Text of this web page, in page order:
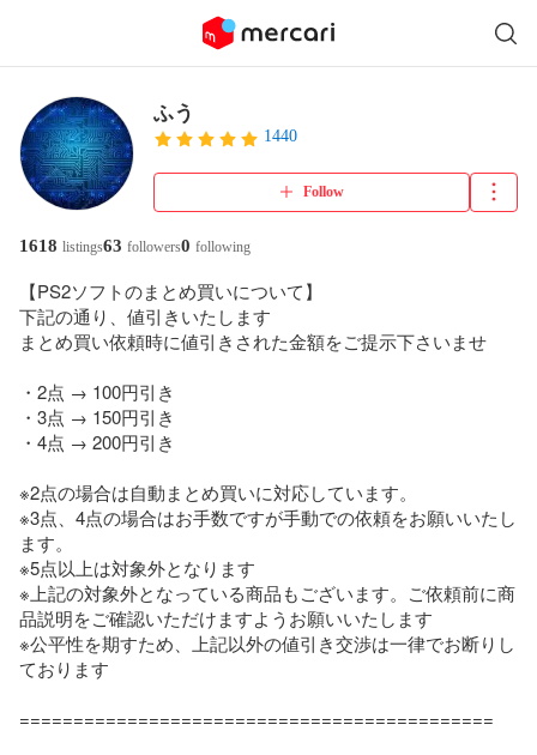
ふう
1440
Follow
1618 listings63 followers0 following
【PS2ソフトのまとめ買いについて】
下記の通り、値引きいたします
まとめ買い依頼時に値引きされた金額をご提示下さいませ
・2点 → 100円引き
・3点 → 150円引き
・4点 → 200円引き
※2点の場合は自動まとめ買いに対応しています。
※3点、4点の場合はお手数ですが手動での依頼をお願いいたし
ます。
※5点以上は対象外となります
※上記の対象外となっている商品もございます。ご依頼前に商
品説明をご確認いただけますようお願いいたします
※公平性を期すため、上記以外の値引き交渉は一律でお断りし
ております
============================================